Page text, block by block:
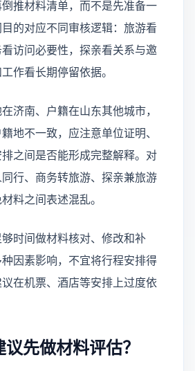
推材料清单，而不是先准备一
的对应不同审核逻辑：旅游看
访问必要性，探亲看关系与邀
作看长期停留依据。
济南、户籍在山东其他城市，
地不一致，应注意单位证明、
之间是否能形成完整解释。对
行、商务转旅游、探亲兼旅游
料之间表述混乱。
时间做材料核对、修改和补
因素影响，不宜将行程安排得
在机票、酒店等安排上过度依
先做材料评估？